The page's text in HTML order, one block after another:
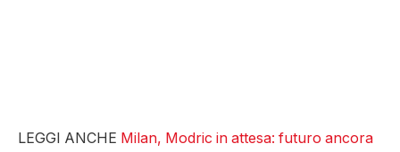
LEGGI ANCHE Milan, Modric in attesa: futuro ancora